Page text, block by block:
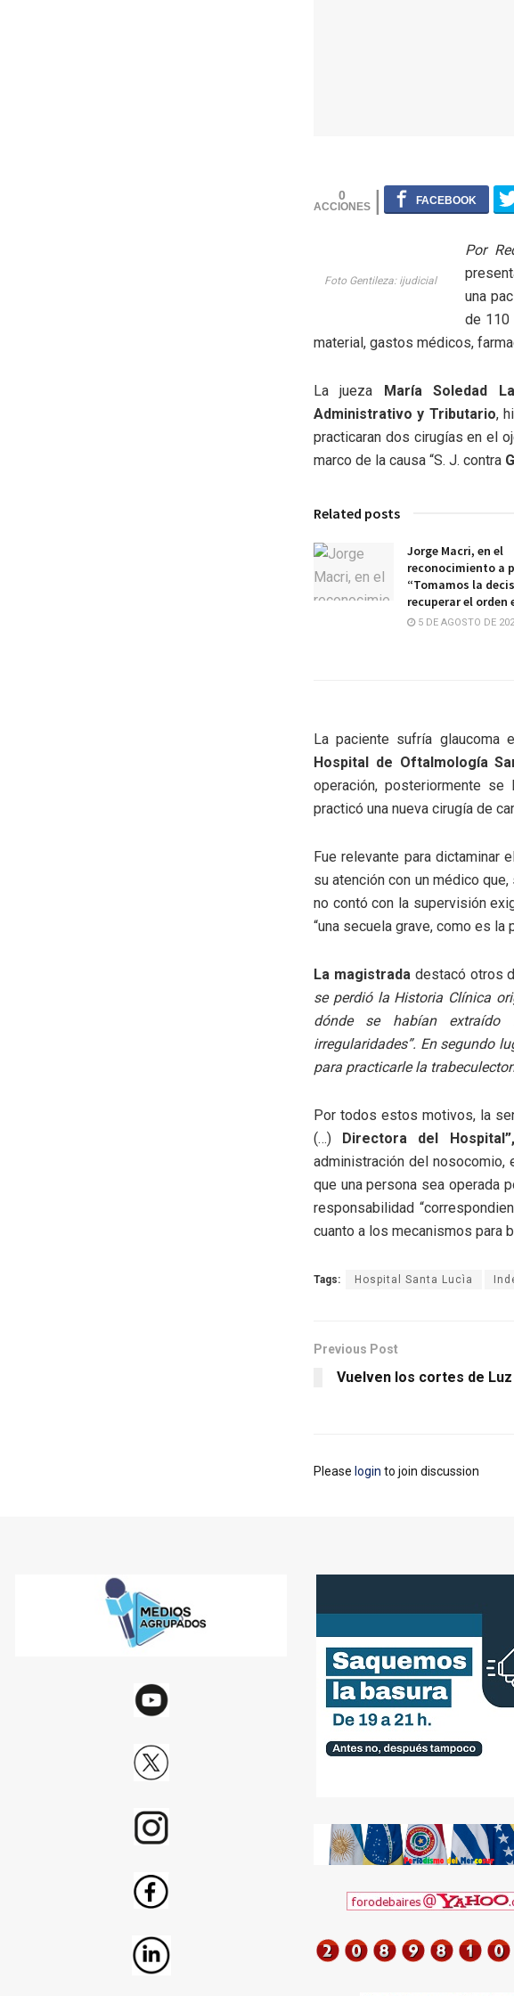
0
Foto Gentileza: ijudicial
Por
una
de 110
material, gastos médicos,
La jueza María Soledad
Administrativo y Tributario,
practicaran dos cirugías en el
marco de la causa “S. J. contra
Related posts
Jorge Macri, en el
reconocimiento a
“Tomamos la
recuperar el orden
5 DE AGOSTO DE
La paciente sufría
Hospital de Oftalmología
operación, posteriormente
practicó una nueva cirugía de
Fue relevante para dictaminar
su atención con un médico
no contó con la supervisión
“una secuela grave, como es la
La magistradadestacó otros
se perdió la Historia Clínica
dónde se habían extraído
irregularidades”. En segundo
para practicarle la
Por todos estos motivos, la
(…)
Directora del Hospital”,
administración del
que una persona sea operada
responsabilidad
cuanto a los mecanismos para
Tags: Hospital Santa Lucìa
Previous Post
Vuelven los cortes de Luz
Please login to join discussion